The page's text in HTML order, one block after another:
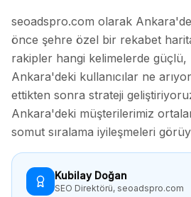
seoadspro.com olarak Ankara
önce şehre özel bir rekabet
rakipler hangi kelimelerde
Ankara'deki kullanıcılar ne
ettikten sonra strateji
Ankara'deki müşterilerimiz
somut sıralama iyileşmeleri
Kubilay Doğan
SEO Direktörü, seoadspro.com